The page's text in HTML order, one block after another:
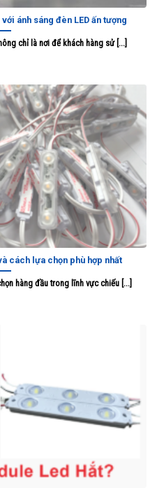
ánh sáng đèn LED ấn tượng
chỉ là nơi để khách hàng sử [...]
cách lựa chọn phù hợp nhất
hàng đầu trong lĩnh vực chiếu [...]